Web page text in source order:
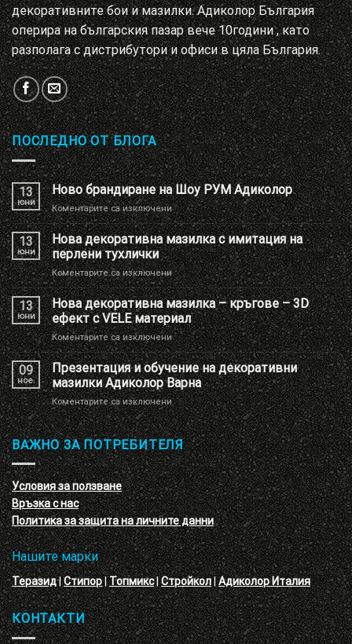
декоративните бои и мазилки. Адиколор България
оперира на българския пазар вече 10години , като
разполага с дистрибутори и офиси в цяла България.
ПОСЛЕДНО ОТ БЛОГА
13
юни
Ново брандиране на Шоу РУМ Адиколор
Коментарите са изключениза
Ново
брандиране
на
Шоу
РУМ
Адиколор
13
юни
Нова декоративна мазилка с имитация на
перлени тухлички
Коментарите са изключениза
Нова
декоративна
мазилка
с
имитация
на
перлени
тухлички
13
юни
Нова декоративна мазилка – кръгове – 3D
ефект с VELE материал
Коментарите са изключениза
Нова
декоративна
мазилка
–
кръгове
–
3D
ефект
с
VELE
материал
09
ное.
Презентация и обучение на декоративни
мазилки Адиколор Варна
Коментарите са изключениза
Презентация
и
обучение
на
декоративни
мазилки
Адиколор
Варна
ВАЖНО ЗА ПОТРЕБИТЕЛЯ
Условия за ползване
Връзка с нас
Политика за защита на личните данни
Нашите марки
Теразид|Стипор|Топмикс|Стройкол|Адиколор Италия
КОНТАКТИ